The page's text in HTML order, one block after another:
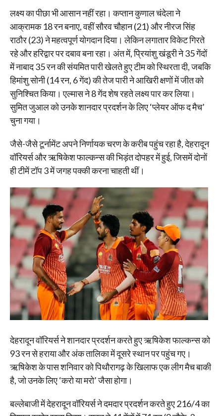
लक्ष्य का पीछा भी आसान नहीं रहा। कप्तान कुणाल चंदेला ने
आक्रामक 18 रन बनाए, वहीं सौरव चौहान (21) और नीरज सिंह
राठौर (23) ने महत्वपूर्ण योगदान दिया। लेकिन लगातार विकेट गिरते
रहे और हरिद्वार पर दबाव बना रहा। अंत में, प्रियांशु खंडूरी ने 35 गेंदों
में नाबाद 35 रन की संयमित पारी खेलते हुए टीम को स्थिरता दी, जबकि
हिमांशु सोनी (14 रन, 6 गेंद) की तेज पारी ने आखिरी क्षणों में जीत को
सुनिश्चित किया। एल्मास ने 8 गेंद शेष रहते लक्ष्य पार कर लिया।
सुमित जुआल को उनके शानदार प्रदर्शन के लिए ‘प्लेयर ऑफ द मैच’
चुना गया।
जैसे-जैसे टूर्नामेंट अपने निर्णायक चरण के करीब पहुंच रहा है, देहरादून
वॉरियर्स और ऋषिकेश फाल्कन्स की भिड़ंत दोपहर में हुई, जिसमें दोनों
ही टीमें टॉप 3 में जगह पक्की करना चाहती थीं।
देहरादून वॉरियर्स ने शानदार प्रदर्शन करते हुए ऋषिकेश फाल्कन्स को
93 रन से हराया और अंक तालिका में दूसरे स्थान पर पहुंच गए।
ऋषिकेश के पास शनिवार को पिथौरागढ़ के खिलाफ एक लीग मैच बाकी
है, जो उनके लिए ‘करो या मरो’ जैसा होगा।
बल्लेबाजी में देहरादून वॉरियर्स ने दमदार प्रदर्शन करते हुए 216/4 का